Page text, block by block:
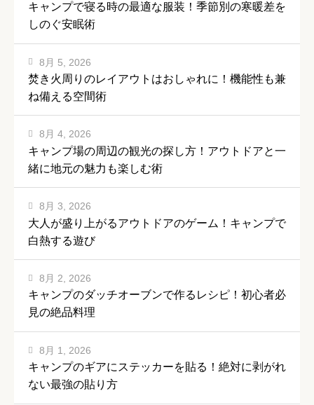
キャンプで寝る時の最適な服装！季節別の寒暖差を
しのぐ安眠術
焚き火周りのレイアウトはおしゃれに！機能性も兼
ね備える空間術
8月 5, 2026
キャンプ場の周辺の観光の探し方！アウトドアと一
緒に地元の魅力も楽しむ術
8月 4, 2026
大人が盛り上がるアウトドアのゲーム！キャンプで
白熱する遊び
8月 3, 2026
キャンプのダッチオーブンで作るレシピ！初心者必
見の絶品料理
8月 2, 2026
キャンプのギアにステッカーを貼る！絶対に剥がれ
ない最強の貼り方
8月 1, 2026